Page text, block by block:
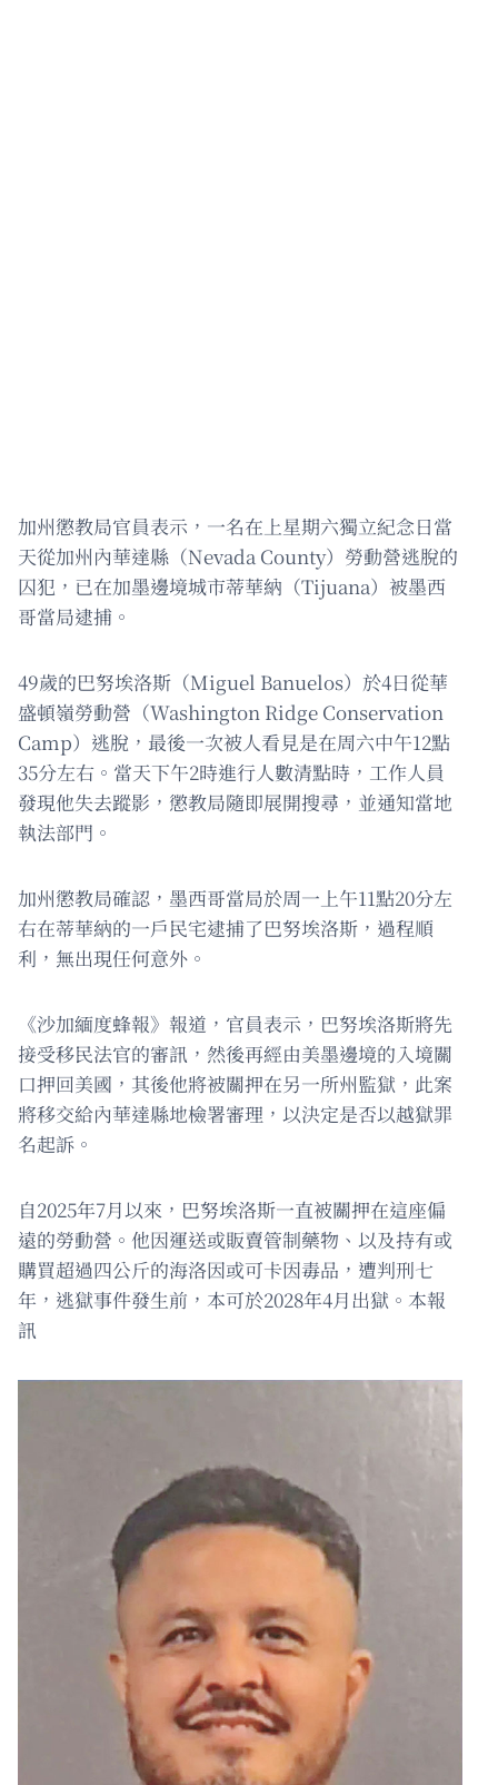
加州懲教局官員表示，一名在上星期六獨立紀念日當
天從加州內華達縣（Nevada County）勞動營逃脫的
囚犯，已在加墨邊境城市蒂華納（Tijuana）被墨西
哥當局逮捕。
49歲的巴努埃洛斯（Miguel Banuelos）於4日從華
盛頓嶺勞動營（Washington Ridge Conservation
Camp）逃脫，最後一次被人看見是在周六中午12點
35分左右。當天下午2時進行人數清點時，工作人員
發現他失去蹤影，懲教局隨即展開搜尋，並通知當地
執法部門。
加州懲教局確認，墨西哥當局於周一上午11點20分左
右在蒂華納的一戶民宅逮捕了巴努埃洛斯，過程順
利，無出現任何意外。
《沙加緬度蜂報》報道，官員表示，巴努埃洛斯將先
接受移民法官的審訊，然後再經由美墨邊境的入境關
口押回美國，其後他將被關押在另一所州監獄，此案
將移交給內華達縣地檢署審理，以決定是否以越獄罪
名起訴。
自2025年7月以來，巴努埃洛斯一直被關押在這座偏
遠的勞動營。他因運送或販賣管制藥物、以及持有或
購買超過四公斤的海洛因或可卡因毒品，遭判刑七
年，逃獄事件發生前，本可於2028年4月出獄。本報
訊